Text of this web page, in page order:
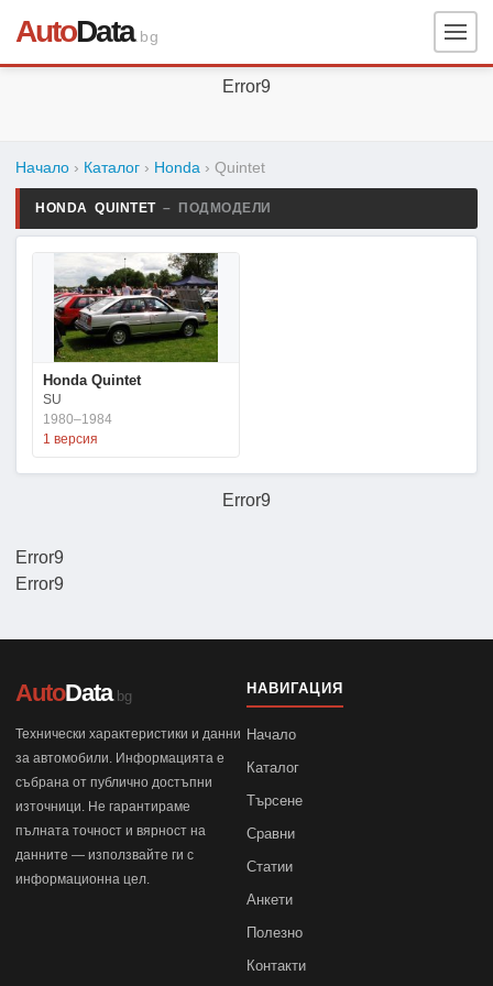
AutoData.bg
Error9
Error9
Начало › Каталог › Honda › Quintet
HONDA QUINTET – ПОДМОДЕЛИ
Honda Quintet
SU
1980–1984
1 версия
Error9
Error9
AutoData.bg
Технически характеристики и данни
за автомобили. Информацията е
събрана от публично достъпни
източници. Не гарантираме
пълната точност и вярност на
данните — използвайте ги с
информационна цел.
НАВИГАЦИЯ
Начало
Каталог
Търсене
Сравни
Статии
Анкети
Полезно
Контакти